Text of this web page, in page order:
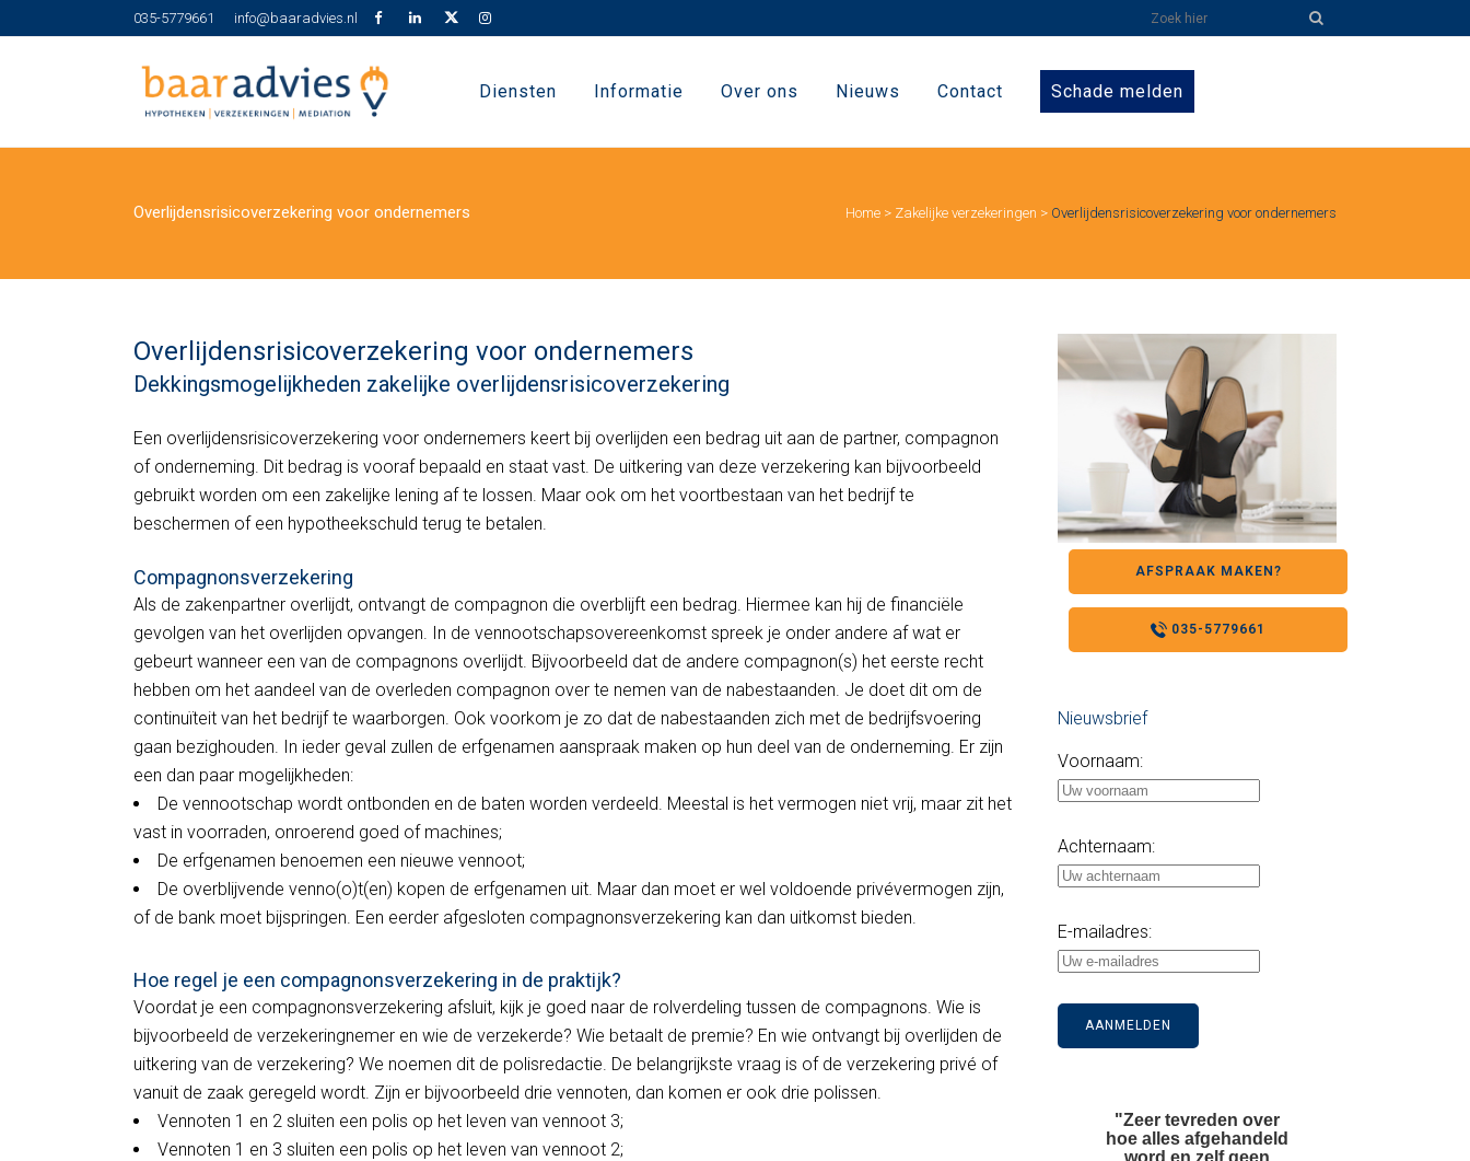
035-5779661 info@baaradvies.nl
Diensten Informatie Over ons Nieuws Contact Schade melden
Overlijdensrisicoverzekering voor ondernemers Home > Zakelijke verzekeringen > Overlijdensrisicoverzekering voor ondernemers
Overlijdensrisicoverzekering voor ondernemers
Dekkingsmogelijkheden zakelijke overlijdensrisicoverzekering
Een overlijdensrisicoverzekering voor ondernemers keert bij overlijden een bedrag uit aan de partner, compagnon
of onderneming. Dit bedrag is vooraf bepaald en staat vast. De uitkering van deze verzekering kan bijvoorbeeld
gebruikt worden om een zakelijke lening af te lossen. Maar ook om het voortbestaan van het bedrijf te
beschermen of een hypotheekschuld terug te betalen.
Compagnons­verzekering
Als de zakenpartner overlijdt, ontvangt de compagnon die overblijft een bedrag. Hiermee kan hij de financiële
gevolgen van het overlijden opvangen. In de vennootschapsovereenkomst spreek je onder andere af wat er
gebeurt wanneer een van de compagnons overlijdt. Bijvoorbeeld dat de andere compagnon(s) het eerste recht
hebben om het aandeel van de overleden compagnon over te nemen van de nabestaanden. Je doet dit om de
continuïteit van het bedrijf te waarborgen. Ook voorkom je zo dat de nabestaanden zich met de bedrijfsvoering
gaan bezighouden. In ieder geval zullen de erfgenamen aanspraak maken op hun deel van de onderneming. Er zijn
een dan paar mogelijkheden:
De vennootschap wordt ontbonden en de baten worden verdeeld. Meestal is het vermogen niet vrij, maar zit het
vast in voorraden, onroerend goed of machines;
De erfgenamen benoemen een nieuwe vennoot;
De overblijvende venno(o)t(en) kopen de erfgenamen uit. Maar dan moet er wel voldoende privévermogen zijn,
of de bank moet bijspringen. Een eerder afgesloten compagnonsverzekering kan dan uitkomst bieden.
Hoe regel je een compagnonsverzekering in de praktijk?
Voordat je een compagnonsverzekering afsluit, kijk je goed naar de rolverdeling tussen de compagnons. Wie is
bijvoorbeeld de verzekeringnemer en wie de verzekerde? Wie betaalt de premie? En wie ontvangt bij overlijden de
uitkering van de verzekering? We noemen dit de polisredactie. De belangrijkste vraag is of de verzekering privé of
vanuit de zaak geregeld wordt. Zijn er bijvoorbeeld drie vennoten, dan komen er ook drie polissen.
Vennoten 1 en 2 sluiten een polis op het leven van vennoot 3;
Vennoten 1 en 3 sluiten een polis op het leven van vennoot 2;
AFSPRAAK MAKEN?
035-5779661
Nieuwsbrief
Voornaam:
Achternaam:
E-mailadres: